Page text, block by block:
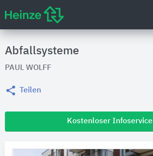
Abfallsysteme
PAUL WOLFF
Teilen
Kostenloser Infoservice